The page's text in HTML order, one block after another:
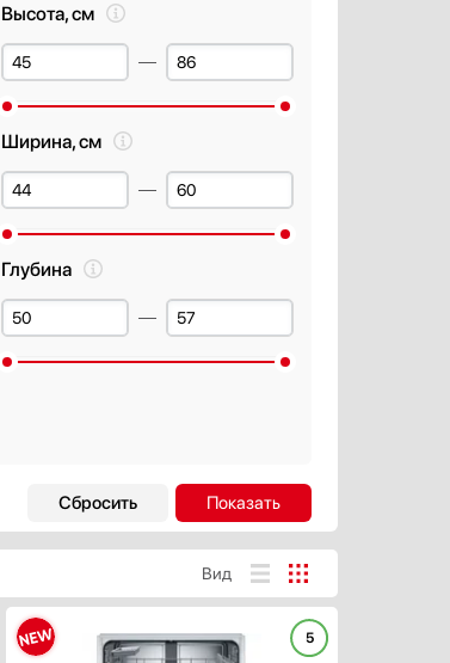
Высота, см
Ширина, см
Глубина
Автоматическое открывание
двери в конце цикла
Есть
Открывание двери нажатием
или постукиванием
Вид
ХАРАКТЕРИСТИКИ
5